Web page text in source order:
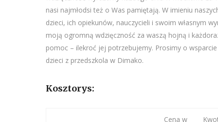
nasi najmłodsi też o Was pamiętają. W imieniu
dzieci, ich opiekunów, nauczycieli i swoim własnym
moją ogromną wdzięczność za waszą hojną i
pomoc – ilekroć jej potrzebujemy. Prosimy o
dzieci z przedszkola w Dimako.
Kosztorys:
Cena w